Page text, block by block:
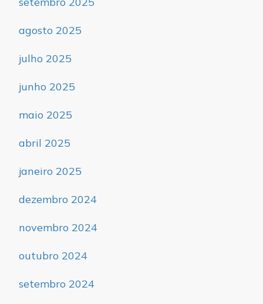
agosto 2025
julho 2025
junho 2025
maio 2025
abril 2025
janeiro 2025
dezembro 2024
novembro 2024
outubro 2024
setembro 2024